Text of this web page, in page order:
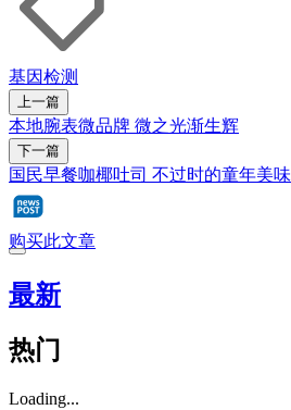
基因检测
上一篇
本地腕表微品牌 微之光渐生辉
下一篇
国民早餐咖椰吐司 不过时的童年美味
购买此文章
最新
热门
Loading...